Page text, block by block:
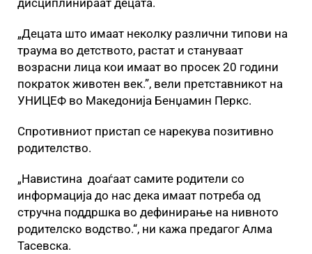
дисциплинираат децата.
„Децата што имаат неколку различни типови на
траума во детството, растат и стануваат
возрасни лица кои имаат во просек 20 години
пократок животен век.”, вели претставникот на
УНИЦЕФ во Македонија Бенџамин Перкс.
Спротивниот пристап се нарекува позитивно
родителство.
„Навистина доаѓаат самите родители со
информација до нас дека имаат потреба од
стручна поддршка во дефинирање на нивното
родителско водство.“, ни кажа предагог Алма
Тасевска.